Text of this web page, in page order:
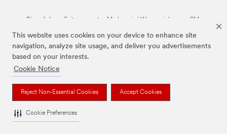
This website uses cookies on your device to enhance site
navigation, analyze site usage, and deliver you advertisements
based on your interests.
Cookie Notice
Reject Non-Essential Cookies Accept Cookies
Cookie Preferences
Die auf dieser Seite genannten Marken sind Warenzeichen von 3M.